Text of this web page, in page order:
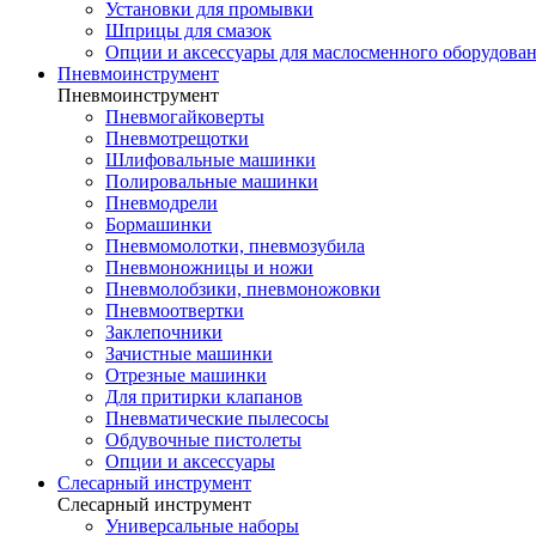
Установки для промывки
Шприцы для смазок
Опции и аксессуары для маслосменного
Пневмоинструмент
Пневмоинструмент
Пневмогайковерты
Пневмотрещотки
Шлифовальные машинки
Полировальные машинки
Пневмодрели
Бормашинки
Пневмомолотки, пневмозубила
Пневмоножницы и ножи
Пневмолобзики, пневмоножовки
Пневмоотвертки
Заклепочники
Зачистные машинки
Отрезные машинки
Для притирки клапанов
Пневматические пылесосы
Обдувочные пистолеты
Опции и аксессуары
Слесарный инструмент
Слесарный инструмент
Универсальные наборы